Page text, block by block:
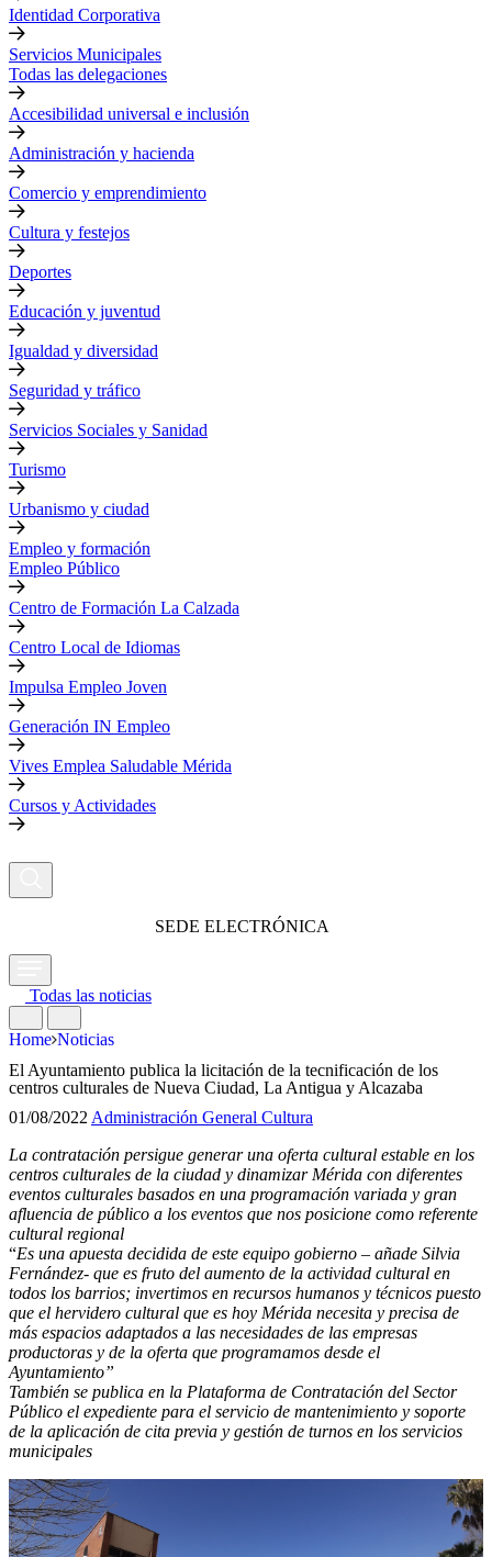
Identidad Corporativa
Servicios Municipales
Todas las delegaciones
Accesibilidad universal e inclusión
Administración y hacienda
Comercio y emprendimiento
Cultura y festejos
Deportes
Educación y juventud
Igualdad y diversidad
Seguridad y tráfico
Servicios Sociales y Sanidad
Turismo
Urbanismo y ciudad
Empleo y formación
Empleo Público
Centro de Formación La Calzada
Centro Local de Idiomas
Impulsa Empleo Joven
Generación IN Empleo
Vives Emplea Saludable Mérida
Cursos y Actividades
SEDE ELECTRÓNICA
Todas las noticias
Home Noticias
El Ayuntamiento publica la licitación de la tecnificación de los
centros culturales de Nueva Ciudad, La Antigua y Alcazaba
01/08/2022Administración General Cultura
La contratación persigue generar una oferta cultural estable en los
centros culturales de la ciudad y dinamizar Mérida con diferentes
eventos culturales basados en una programación variada y gran
afluencia de público a los eventos que nos posicione como referente
cultural regional
“Es una apuesta decidida de este equipo gobierno – añade Silvia
Fernández- que es fruto del aumento de la actividad cultural en
todos los barrios; invertimos en recursos humanos y técnicos puesto
que el hervidero cultural que es hoy Mérida necesita y precisa de
más espacios adaptados a las necesidades de las empresas
productoras y de la oferta que programamos desde el
Ayuntamiento”
También se publica en la Plataforma de Contratación del Sector
Público el expediente para el servicio de mantenimiento y soporte
de la aplicación de cita previa y gestión de turnos en los servicios
municipales